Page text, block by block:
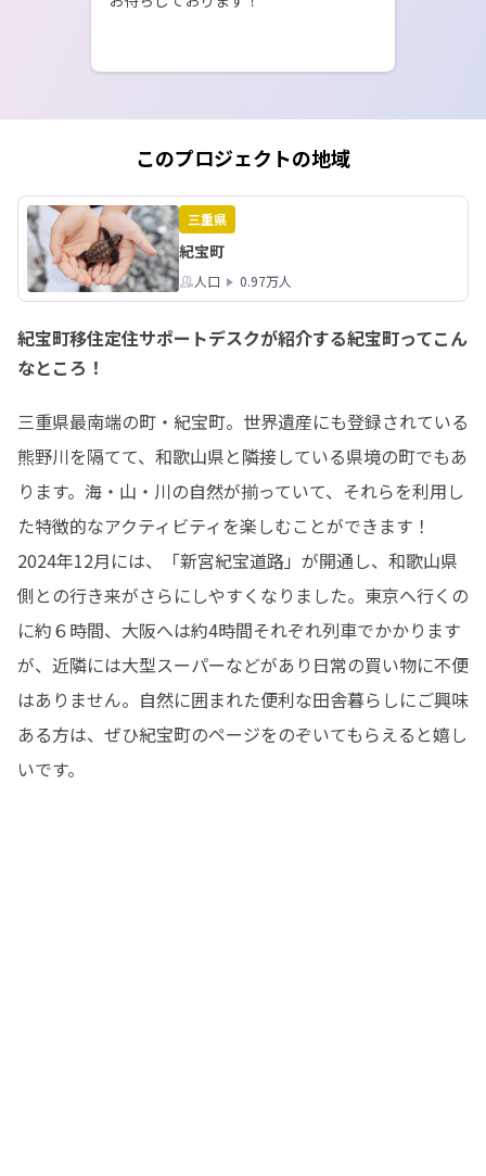
このプロジェクトの地域
三重県
紀宝町
人口 0.97万人
紀宝町移住定住サポートデスクが紹介する紀宝町ってこん
なところ！
三重県最南端の町・紀宝町。世界遺産にも登録されている
熊野川を隔てて、和歌山県と隣接している県境の町でもあ
ります。海・山・川の自然が揃っていて、それらを利用し
た特徴的なアクティビティを楽しむことができます！
2024年12月には、「新宮紀宝道路」が開通し、和歌山県
側との行き来がさらにしやすくなりました。東京へ行くの
に約６時間、大阪へは約4時間それぞれ列車でかかります
が、近隣には大型スーパーなどがあり日常の買い物に不便
はありません。自然に囲まれた便利な田舎暮らしにご興味
ある方は、ぜひ紀宝町のページをのぞいてもらえると嬉し
いです。